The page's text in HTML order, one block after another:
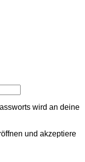
wird an deine
und akzeptiere